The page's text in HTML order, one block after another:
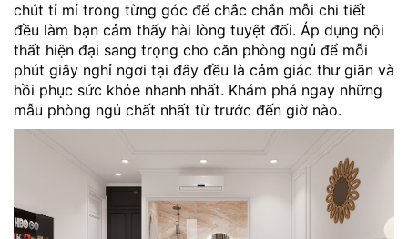
chút tỉ mỉ trong từng góc để chắc chắn mỗi chi tiết
đều làm bạn cảm thấy hài lòng tuyệt đối. Áp dụng nội
thất hiện đại sang trọng cho căn phòng ngủ để mỗi
phút giây nghỉ ngơi tại đây đều là cảm giác thư giãn và
hồi phục sức khỏe nhanh nhất. Khám phá ngay những
mẫu phòng ngủ chất nhất từ trước đến giờ nào.